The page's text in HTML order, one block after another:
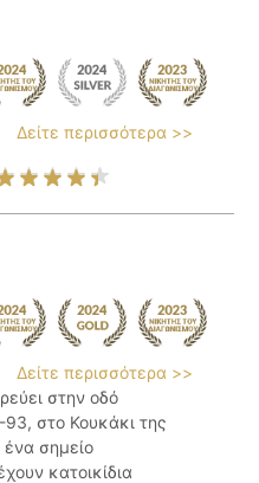
Δείτε περισσότερα >>
Δείτε περισσότερα >>
στην οδό
στο Κουκάκι της
ένα σημείο
κατοικίδια